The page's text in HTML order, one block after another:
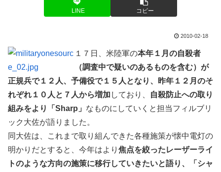
LINE コピー
2010-02-18
１７日、米陸軍の本年１月の自殺者
（調査中で疑いのあるものを含む）が
正規兵で１２人、予備役で１５人となり、昨年１２月のそ
れぞれ１０人と７人から増加 しており、
自殺防止への取り
組みをより「Sharp」 なものにしていくと担当フィルブリ
ック大佐が語りました。
同大佐は、これまで取り組んできた各種施策が懐中電灯の
明かりだとすると、今年はより 焦点を絞ったレーザーライ
トのような方向の施策に移行していきたいと語り、「シャ